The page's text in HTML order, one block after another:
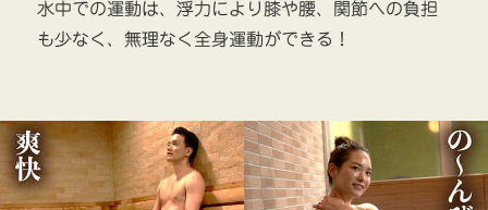
水中での運動は、浮力により膝や腰、関節への負担
も少なく、無理なく全身運動ができる！